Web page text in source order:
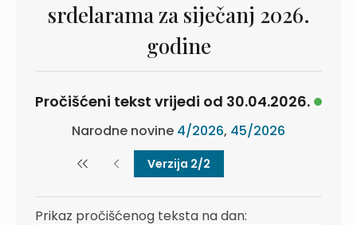
srdelarama za siječanj 2026.
godine
Pročišćeni tekst vrijedi od 30.04.2026.
Narodne novine 4/2026, 45/2026
Verzija 2/2
Prikaz pročišćenog teksta na dan: